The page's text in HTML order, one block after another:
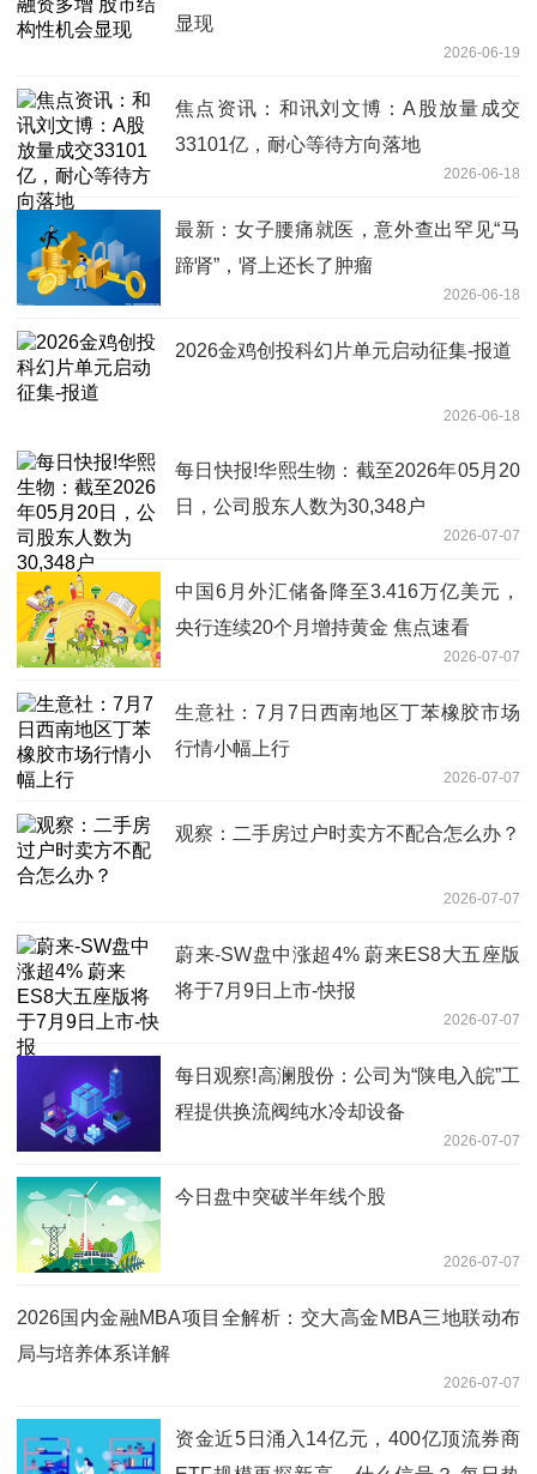
显现
2026-06-19
焦点资讯：和讯刘文博：A股放量成交
33101亿，耐心等待方向落地
2026-06-18
最新：女子腰痛就医，意外查出罕见“马
蹄肾”，肾上还长了肿瘤
2026-06-18
2026金鸡创投科幻片单元启动征集-报道
2026-06-18
每日快报!华熙生物：截至2026年05月20
日，公司股东人数为30,348户
2026-07-07
中国6月外汇储备降至3.416万亿美元，
央行连续20个月增持黄金 焦点速看
2026-07-07
生意社：7月7日西南地区丁苯橡胶市场
行情小幅上行
2026-07-07
观察：二手房过户时卖方不配合怎么办？
2026-07-07
蔚来-SW盘中涨超4% 蔚来ES8大五座版
将于7月9日上市-快报
2026-07-07
每日观察!高澜股份：公司为“陕电入皖”工
程提供换流阀纯水冷却设备
2026-07-07
今日盘中突破半年线个股
2026-07-07
2026国内金融MBA项目全解析：交大高金MBA三地联动布
局与培养体系详解
2026-07-07
资金近5日涌入14亿元，400亿顶流券商